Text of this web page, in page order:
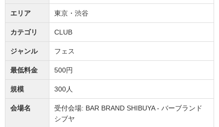
エリア 東京・渋谷
カテゴリ CLUB
ジャンル フェス
最低料金 500円
規模 300人
会場名
受付会場: BAR BRAND SHIBUYA - バーブランド
シブヤ